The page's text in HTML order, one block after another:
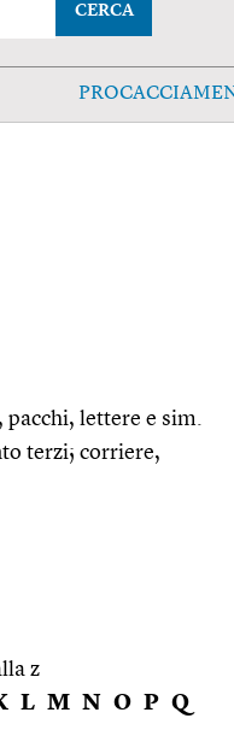
CERCA
lettere e sim.
terzi; corriere,
z
L M N O P Q